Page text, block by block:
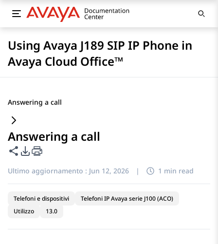
Using Avaya J189 SIP IP Phone in
Avaya Cloud Office™
Answering a call
Answering a call
Condividi questa pagina
Opzioni di esportazione PDF
Ultimo aggiornamento : Jun 12, 2026 | 1 min read
Telefoni e dispositivi
Telefoni IP Avaya serie J100 (ACO)
Utilizzo
13.0